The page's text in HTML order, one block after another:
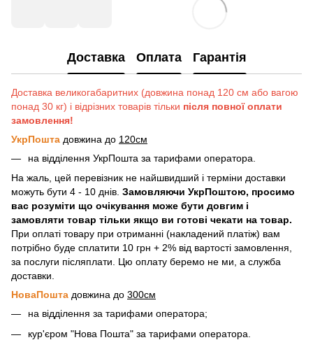
Доставка Оплата Гарантія
Доставка великогабаритних (довжина понад 120 см або вагою
понад 30 кг) і відрізних товарів тільки після повної оплати
замовлення!
УкрПошта довжина до 120см
на відділення УкрПошта за тарифами оператора.
На жаль, цей перевізник не найшвидший і терміни доставки
можуть бути 4 - 10 днів. Замовляючи УкрПоштою, просимо
вас розуміти що очікування може бути довгим і
замовляти товар тільки якщо ви готові чекати на товар.
При оплаті товару при отриманні (накладений платіж) вам
потрібно буде сплатити 10 грн + 2% від вартості замовлення,
за послуги післяплати. Цю оплату беремо не ми, а служба
доставки.
НоваПошта довжина до 300см
на відділення за тарифами оператора;
кур'єром "Нова Пошта" за тарифами оператора.